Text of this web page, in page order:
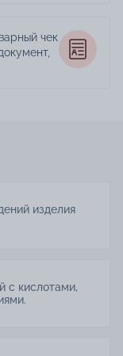
чек
изделия
с кислотами,